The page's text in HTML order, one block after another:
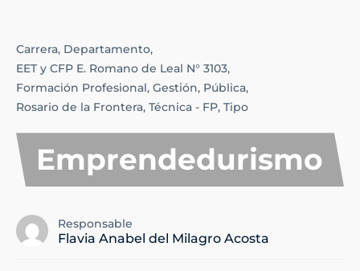
Carrera, Departamento,
EET y CFP E. Romano de Leal N° 3103,
Formación Profesional, Gestión, Pública,
Rosario de la Frontera, Técnica - FP, Tipo
Emprendedurismo
Responsable
Flavia Anabel del Milagro Acosta